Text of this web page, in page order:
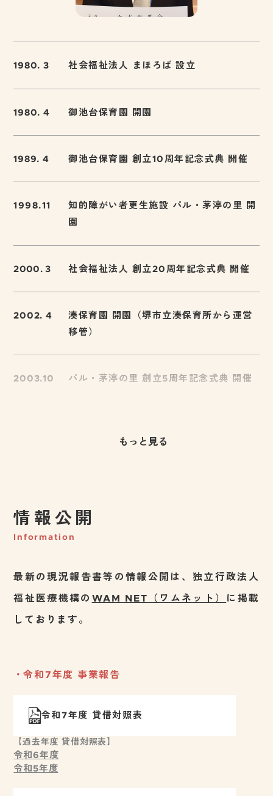
1980. 3 社会福祉法人 まほろば 設立
1980. 4 御池台保育園 開園
1989. 4 御池台保育園 創立10周年記念式典 開催
1998.11
知的障がい者更生施設 パル・茅渟の里 開
園
2000. 3 社会福祉法人 創立20周年記念式典 開催
2002. 4
湊保育園 開園（堺市立湊保育所から運営
移管）
2003.10 パル・茅渟の里 創立5周年記念式典 開催
もっと見る
情報公開
Information
最新の現況報告書等の情報公開は、独立行政法人
福祉医療機構の WAM NET（ワムネット） に掲載
しております。
令和7年度 事業報告
令和7年度 貸借対照表
【過去年度 貸借対照表】
令和6年度
令和5年度